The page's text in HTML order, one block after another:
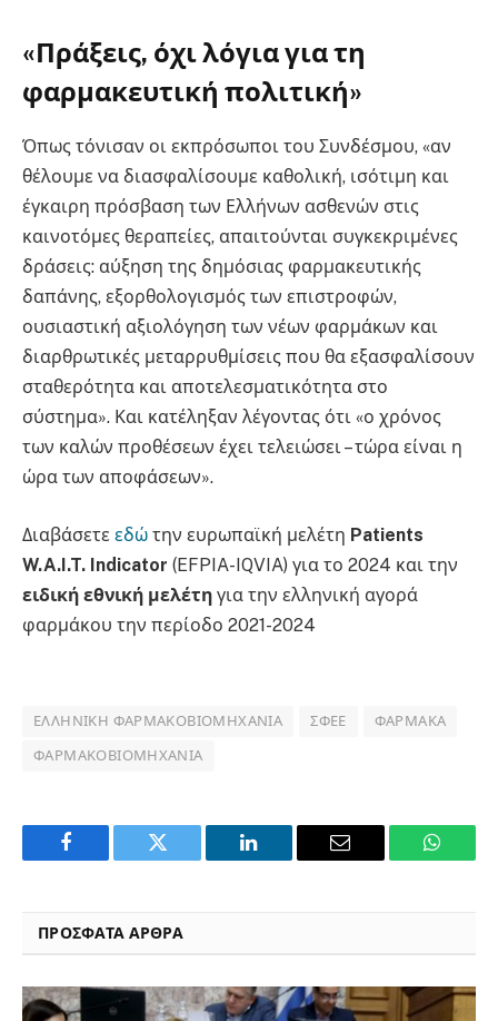
«Πράξεις, όχι λόγια για τη
φαρμακευτική πολιτική»
Όπως τόνισαν οι εκπρόσωποι του Συνδέσμου, «αν
θέλουμε να διασφαλίσουμε καθολική, ισότιμη και
έγκαιρη πρόσβαση των Ελλήνων ασθενών στις
καινοτόμες θεραπείες, απαιτούνται συγκεκριμένες
δράσεις: αύξηση της δημόσιας φαρμακευτικής
δαπάνης, εξορθολογισμός των επιστροφών,
ουσιαστική αξιολόγηση των νέων φαρμάκων και
διαρθρωτικές μεταρρυθμίσεις που θα εξασφαλίσουν
σταθερότητα και αποτελεσματικότητα στο
σύστημα». Και κατέληξαν λέγοντας ότι «ο χρόνος
των καλών προθέσεων έχει τελειώσει – τώρα είναι η
ώρα των αποφάσεων».
Διαβάσετε εδώ την ευρωπαϊκή μελέτη Patients
W.A.I.T. Indicator (EFPIA-IQVIA) για το 2024 και την
ειδική εθνική μελέτη για την ελληνική αγορά
φαρμάκου την περίοδο 2021-2024
ΕΛΛΗΝΙΚΉ ΦΑΡΜΑΚΟΒΙΟΜΗΧΑΝΊΑ ΣΦΕΕ ΦΆΡΜΑΚΑ
ΦΑΡΜΑΚΟΒΙΟΜΗΧΑΝΊΑ
Facebook Twitter LinkedIn Email
ΠΡΟΣΦΑΤΑ ΑΡΘΡΑ